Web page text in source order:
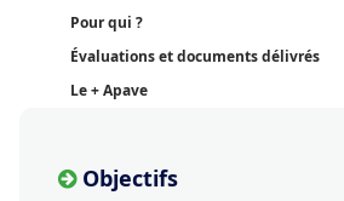
Pour qui ?
Évaluations et documents délivrés
Le + Apave
Objectifs